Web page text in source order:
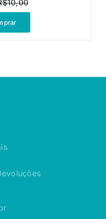
10,00O
preço
era:
O
preço
é: